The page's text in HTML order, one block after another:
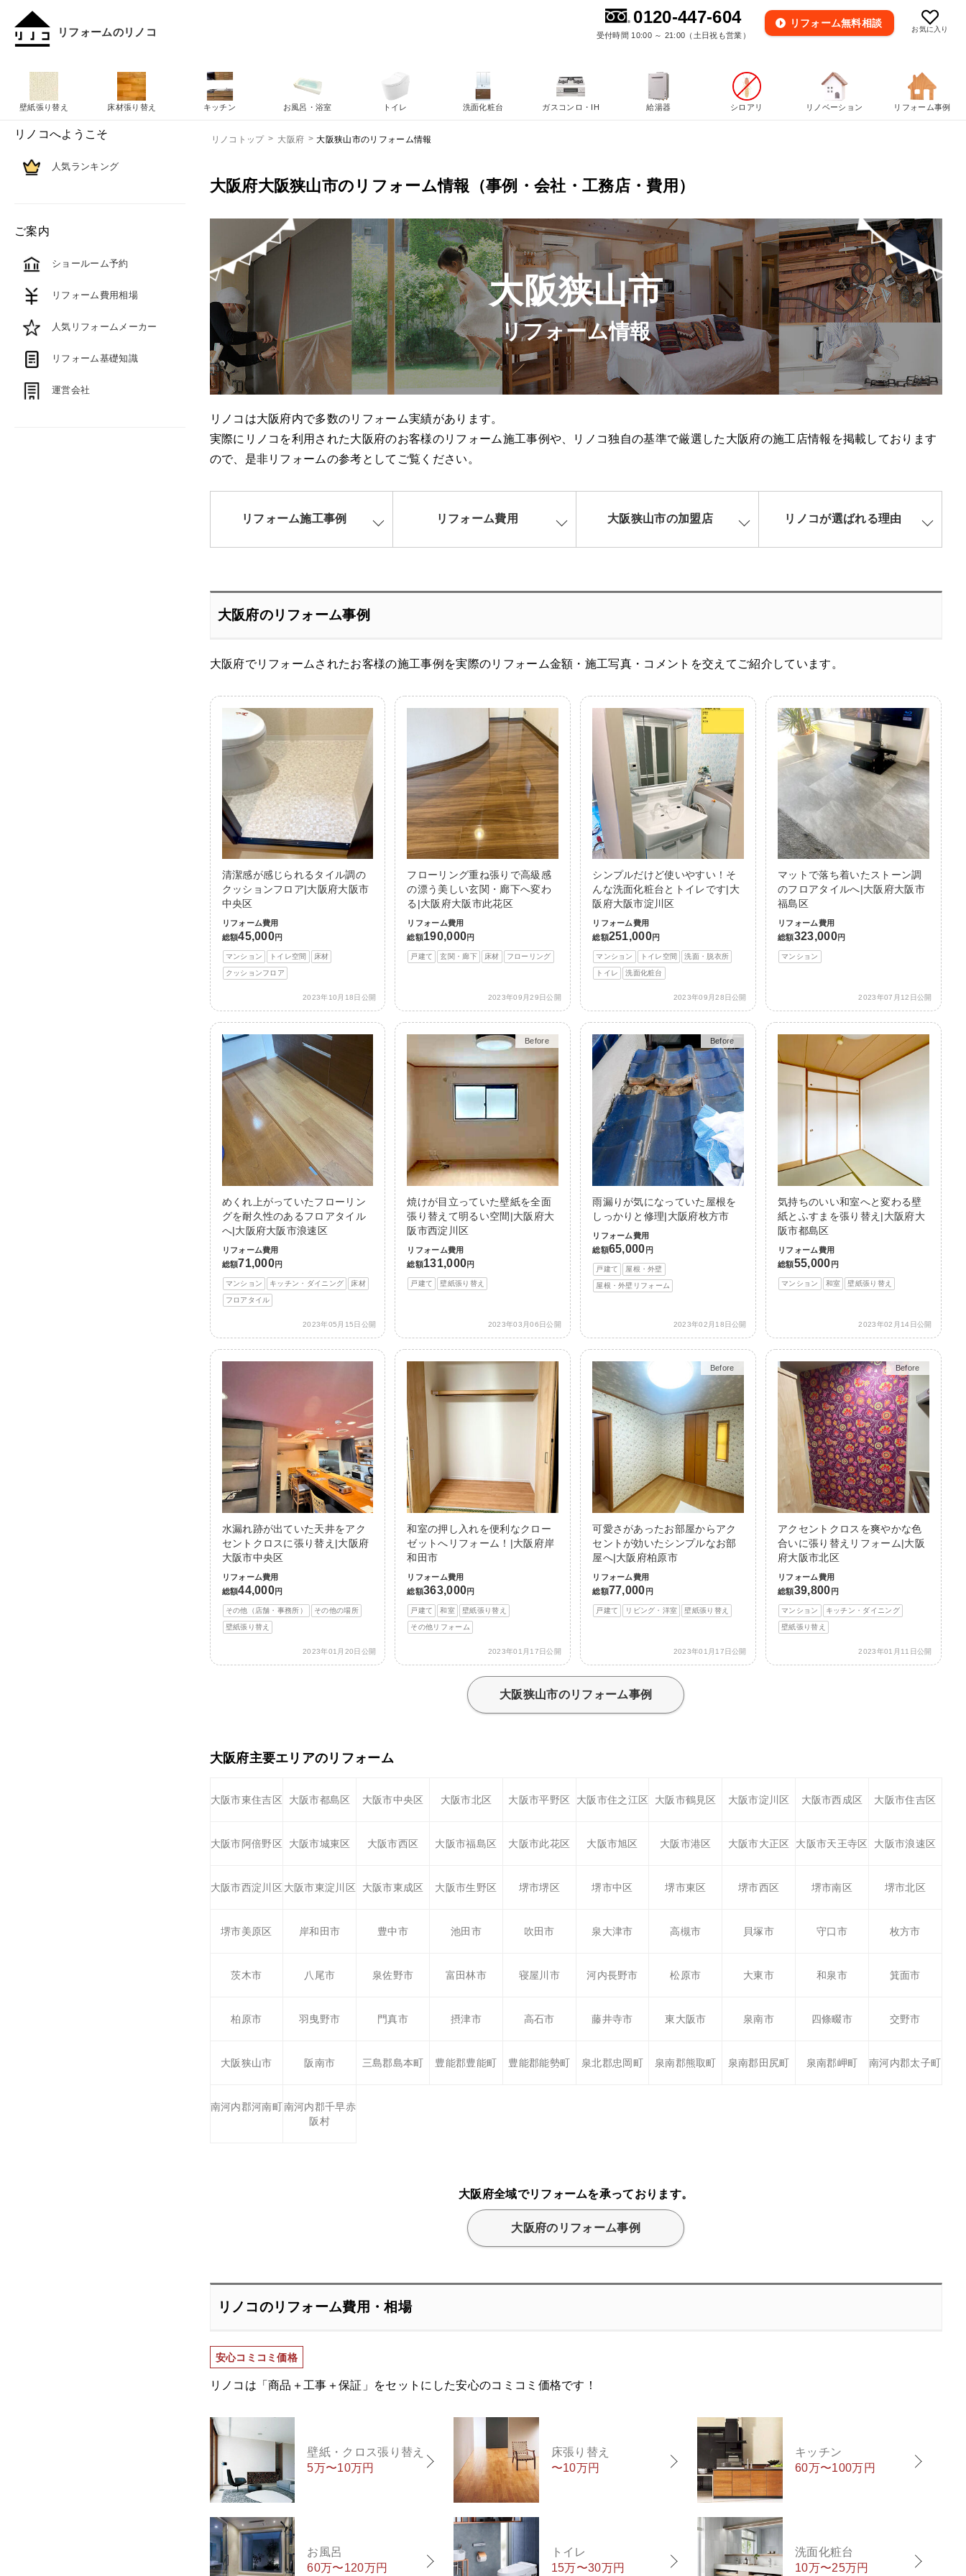
リフォームのリノコ お気に入り
0120-447-604
受付時間 10:00 ～ 21:00（土日祝も営業）
リフォーム無料相談
リノコトップ 大阪府 大阪狭山市のリフォーム情報
大阪府大阪狭山市のリフォーム情報（事例・会社・工務店・費用）
大阪狭山市
リフォーム情報
リノコは大阪府内で多数のリフォーム実績があります。
実際にリノコを利用された大阪府のお客様のリフォーム施工事例や、リノコ独自の基準で厳選した大阪府の施工店情報を掲載しております
ので、是非リフォームの参考としてご覧ください。
リフォーム施工事例 リフォーム費用 大阪狭山市の加盟店 リノコが選ばれる理由
大阪府のリフォーム事例
大阪府でリフォームされたお客様の施工事例を実際のリフォーム金額・施工写真・コメントを交えてご紹介しています。
清潔感が感じられるタイル調の
クッションフロア|大阪府大阪市
中央区
リフォーム費用
総額45,000円
マンション トイレ空間 床材
クッションフロア
2023年10月18日公開
フローリング重ね張りで高級感
の漂う美しい玄関・廊下へ変わ
る|大阪府大阪市此花区
リフォーム費用
総額190,000円
戸建て 玄関・廊下 床材 フローリング
2023年09月29日公開
シンプルだけど使いやすい！そ
んな洗面化粧台とトイレです|大
阪府大阪市淀川区
リフォーム費用
総額251,000円
マンション トイレ空間 洗面・脱衣所
トイレ 洗面化粧台
2023年09月28日公開
マットで落ち着いたストーン調
のフロアタイルへ|大阪府大阪市
福島区
リフォーム費用
総額323,000円
マンション
2023年07月12日公開
めくれ上がっていたフローリン
グを耐久性のあるフロアタイル
へ|大阪府大阪市浪速区
リフォーム費用
総額71,000円
マンション キッチン・ダイニング 床材
フロアタイル
2023年05月15日公開
Before
After
焼けが目立っていた壁紙を全面
張り替えて明るい空間|大阪府大
阪市西淀川区
リフォーム費用
総額131,000円
戸建て 壁紙張り替え
2023年03月06日公開
Before
After
雨漏りが気になっていた屋根を
しっかりと修理|大阪府枚方市
リフォーム費用
総額65,000 円
戸建て 屋根・外壁
屋根・外壁リフォーム
2023年02月18日公開
気持ちのいい和室へと変わる壁
紙とふすまを張り替え|大阪府大
阪市都島区
リフォーム費用
総額55,000 円
マンション 和室 壁紙張り替え
2023年02月14日公開
水漏れ跡が出ていた天井をアク
セントクロスに張り替え|大阪府
大阪市中央区
リフォーム費用
総額44,000円
その他（店舗・事務所） その他の場所
壁紙張り替え
2023年01月20日公開
和室の押し入れを便利なクロー
ゼットへリフォーム！|大阪府岸
和田市
リフォーム費用
総額363,000円
戸建て 和室 壁紙張り替え
その他リフォーム
2023年01月17日公開
Before
After
可愛さがあったお部屋からアク
セントが効いたシンプルなお部
屋へ|大阪府柏原市
リフォーム費用
総額77,000 円
戸建て リビング・洋室 壁紙張り替え
2023年01月17日公開
Before
After
アクセントクロスを爽やかな色
合いに張り替えリフォーム|大阪
府大阪市北区
リフォーム費用
総額39,800 円
マンション キッチン・ダイニング
壁紙張り替え
2023年01月11日公開
大阪狭山市のリフォーム事例
大阪府主要エリアのリフォーム
大阪市東住吉区 大阪市都島区 大阪市中央区 大阪市北区 大阪市平野区 大阪市住之江区 大阪市鶴見区 大阪市淀川区 大阪市西成区 大阪市住吉区
大阪市阿倍野区 大阪市城東区 大阪市西区 大阪市福島区 大阪市此花区 大阪市旭区 大阪市港区 大阪市大正区 大阪市天王寺区 大阪市浪速区
大阪市西淀川区 大阪市東淀川区 大阪市東成区 大阪市生野区 堺市堺区 堺市中区 堺市東区 堺市西区 堺市南区 堺市北区
堺市美原区 岸和田市 豊中市 池田市 吹田市 泉大津市 高槻市 貝塚市 守口市 枚方市
茨木市 八尾市 泉佐野市 富田林市 寝屋川市 河内長野市 松原市 大東市 和泉市 箕面市
柏原市 羽曳野市 門真市 摂津市 高石市 藤井寺市 東大阪市 泉南市 四條畷市 交野市
大阪狭山市 阪南市 三島郡島本町 豊能郡豊能町 豊能郡能勢町 泉北郡忠岡町 泉南郡熊取町 泉南郡田尻町 泉南郡岬町 南河内郡太子町
南河内郡河南町南河内郡千早赤
阪村
大阪府全域でリフォームを承っております。
大阪府のリフォーム事例
リノコのリフォーム費用・相場
安心コミコミ価格
リノコは「商品＋工事＋保証」をセットにした安心のコミコミ価格です！
壁紙・クロス張り替え
5万〜10万円
床張り替え
〜10万円
キッチン
60万〜100万円
お風呂
60万〜120万円
トイレ
15万〜30万円
洗面化粧台
10万〜25万円
壁紙張り替え 床材張り替え キッチン お風呂・浴室 トイレ 洗面化粧台 ガスコンロ・IH 給湯器 シロアリ リノベーション リフォーム事例
リノコへようこそ
人気ランキング
ご案内
ショールーム予約
リフォーム費用相場
人気リフォームメーカー
リフォーム基礎知識
運営会社